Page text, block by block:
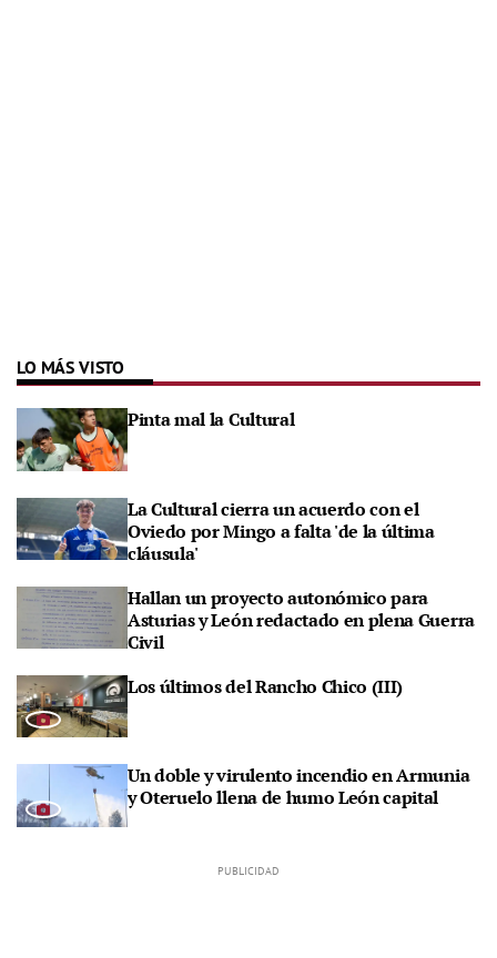
LO MÁS VISTO
Pinta mal la Cultural
La Cultural cierra un acuerdo con el
Oviedo por Mingo a falta 'de la última
cláusula'
Hallan un proyecto autonómico para
Asturias y León redactado en plena Guerra
Civil
Los últimos del Rancho Chico (III)
Un doble y virulento incendio en Armunia
y Oteruelo llena de humo León capital